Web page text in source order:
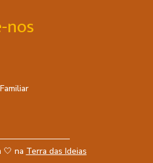
nos
🤍 na Terra das Ideias